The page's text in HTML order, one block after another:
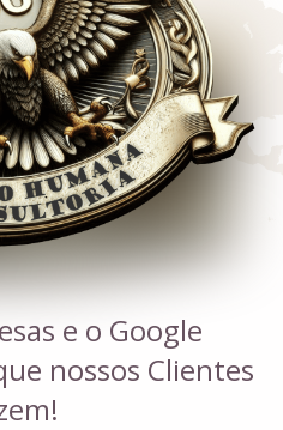
e o Google
nossos Clientes